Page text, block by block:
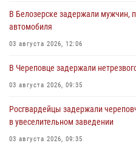
В Белозерске задержали мужчин,
автомобиля
03 августа 2026, 12:06
В Череповце задержали
03 августа 2026, 09:35
Росгвардейцы задержали
в увеселительном заведении
03 августа 2026, 09:35